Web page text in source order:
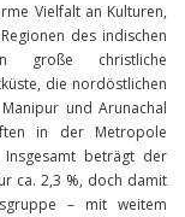
Vielfalt an Kulturen,
des indischen
große christliche
die nordöstlichen
und Arunachal
in der Metropole
beträgt der
ca. 2,3 %, doch damit
– mit weitem